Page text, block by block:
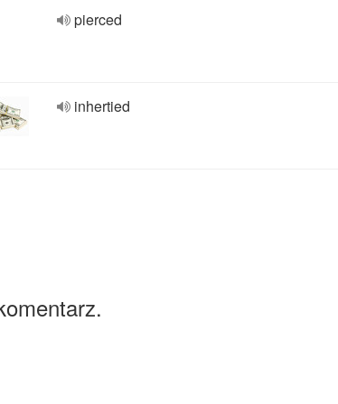
pierced
inhertied